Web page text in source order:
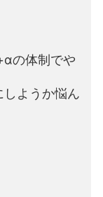
の体制でや
ようか悩ん